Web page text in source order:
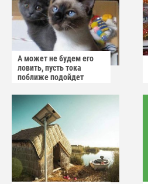
А может не будем его
ловить, пусть тока
поближе подойдет